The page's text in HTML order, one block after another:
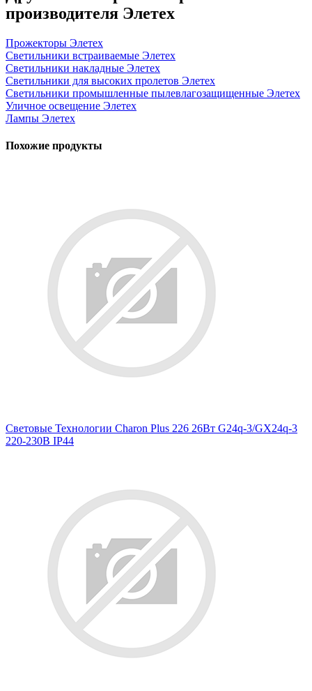
производителя Элетех
Прожекторы Элетех
Светильники встраиваемые Элетех
Светильники накладные Элетех
Светильники для высоких пролетов Элетех
Светильники промышленные пылевлагозащищенные Элетех
Уличное освещение Элетех
Лампы Элетех
Похожие продукты
Световые Технологии Charon Plus 226 26Вт G24q-3/GX24q-3
220-230В IP44